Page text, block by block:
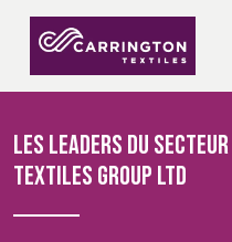
VÊTEMENTS
PROFESSIONNELS
TÉLÉCHARGEMENTS
CONGRESS
& EXPO
EAST
Les leaders du
Textiles Group Ltd